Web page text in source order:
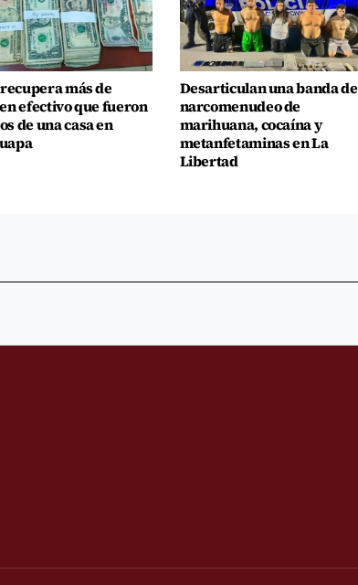
más de
efectivo que fueron
de una casa en
Desarticulan una banda de
narcomenudeo de
marihuana, cocaína y
metanfetaminas en La
Libertad